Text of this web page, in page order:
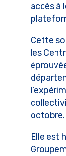
accès à
Cette
les
octobre.
Elle est